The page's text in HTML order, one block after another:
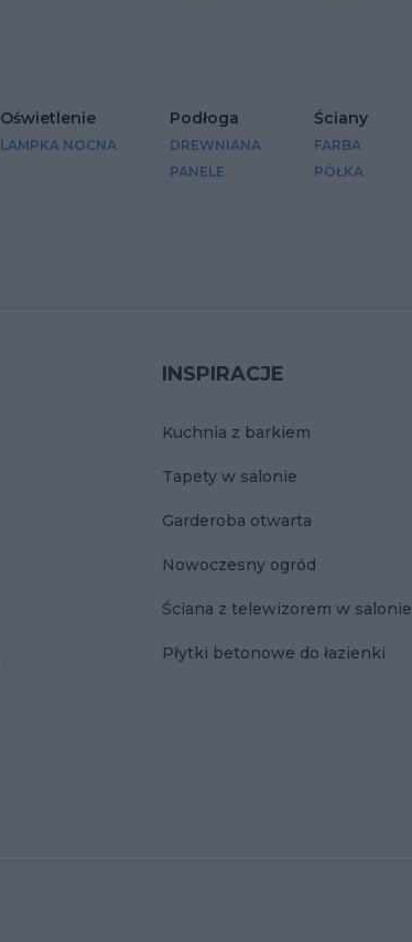
Oświetlenie
LAMPKA NOCNA
Podłoga
DREWNIANA
PANELE
Ściany
FARBA
PÓŁKA
INSPIRACJE
Kuchnia z barkiem
Tapety w salonie
Garderoba otwarta
Nowoczesny ogród
Ściana z telewizorem w salonie
Płytki betonowe do łazienki